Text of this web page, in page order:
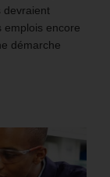
devraient
emplois encore
démarche